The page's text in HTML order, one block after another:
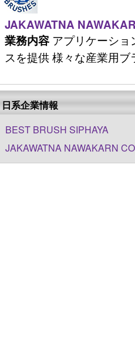
JAKAWATNA
業務内容 アプリケーシ
スを提供 様々な産業用ブ
日系企業情報
BEST BRUSH SIPHAYA
JAKAWATNA NAWAKARN